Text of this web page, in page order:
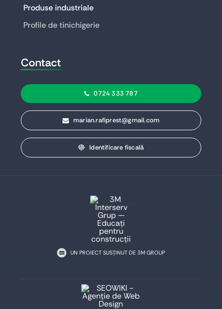
Produse industriale
Profile de tinichigerie
Contact
0724 333 787
marian.rafiprest@gmail.com
Identificare fiscală
UN PROIECT SUSȚINUT DE 3M GROUP